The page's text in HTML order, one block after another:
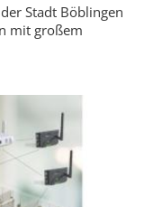
Stadt Böblingen
mit großem